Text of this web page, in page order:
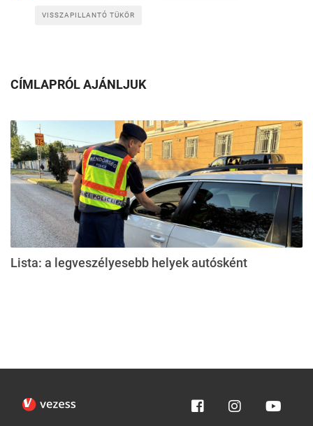
VISSZAPILLANTÓ TÜKÖR
CÍMLAPRÓL AJÁNLJUK
Lista: a legveszélyesebb helyek autósként